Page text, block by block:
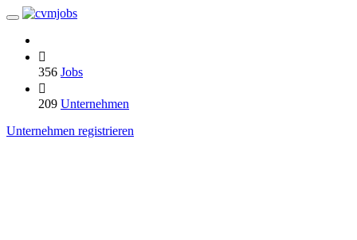
356 Jobs
209 Unternehmen
Unternehmen registrieren